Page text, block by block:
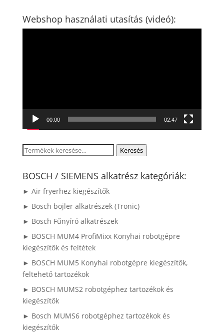
Webshop használati utasítás (videó):
00:00 02:47
Keresés
következőre:
Keresés
BOSCH / SIEMENS alkatrész kategóriák:
► Air fryerhez kiegészítők
► Bosch bojler alkatrészek (Tronic)
► Bosch Fűnyíró alkatrészek
► BOSCH MUM4 ProfiMixx Konyhai robotgépre
kiegészítők és feltétek
► BOSCH MUM5 Konyhai robotgépre kiegészítők,
feltehető tartozékok
► BOSCH MUMS2 robotgéphez tartozékok és
kiegészítők
► Bosch MUMS6 robotgéphez tartozékok és
kiegészítők